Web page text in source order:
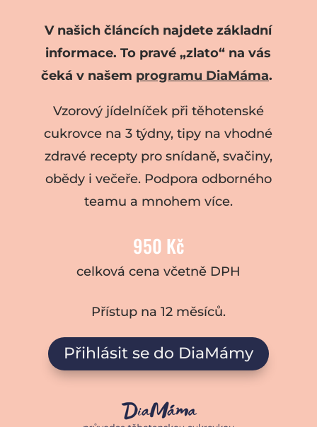
V našich článcích najdete základní
informace. To pravé „zlato“ na vás
čeká v našem programu DiaMáma.
Vzorový jídelníček při těhotenské
cukrovce na 3 týdny, tipy na vhodné
zdravé recepty pro snídaně, svačiny,
obědy i večeře. Podpora odborného
teamu a mnohem více.
950 Kč
celková cena včetně DPH
Přístup na 12 měsíců.
Přihlásit se do DiaMámy